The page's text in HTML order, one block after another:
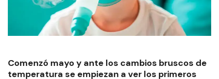
Comenzó mayo y ante los cambios bruscos de
temperatura se empiezan a ver los primeros